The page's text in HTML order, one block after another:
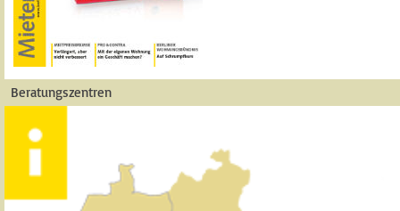
Beratungszentren